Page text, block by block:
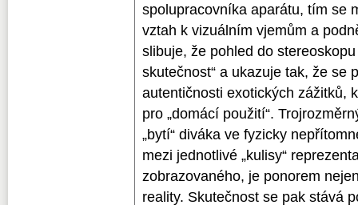
spolupracovníka aparátu, tím se
vztah k vizuálním vjemům a
slibuje, že pohled do
skutečnost“ a ukazuje tak, že se
autentičnosti exotických zážitků,
pro „domácí použití“.
„bytí“ diváka ve fyzicky
mezi jednotlivé „kulisy“
zobrazovaného, je ponorem
reality. Skutečnost se pak stává